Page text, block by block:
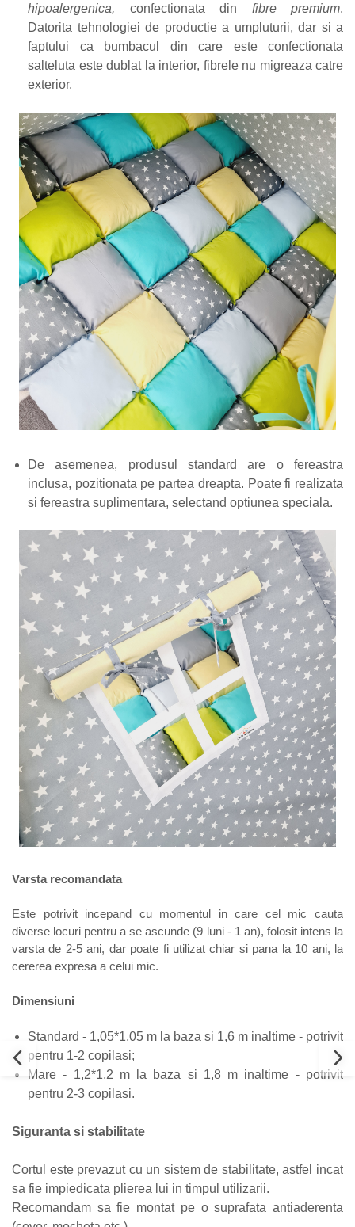
hipoalergenica, confectionata din fibre premium.
Datorita tehnologiei de productie a umpluturii, dar si a
faptului ca bumbacul din care este confectionata
salteluta este dublat la interior, fibrele nu migreaza catre
exterior.
De asemenea, produsul standard are o fereastra
inclusa, pozitionata pe partea dreapta. Poate fi realizata
si fereastra suplimentara, selectand optiunea speciala.
Varsta recomandata
Este potrivit incepand cu momentul in care cel mic cauta
diverse locuri pentru a se ascunde (9 luni - 1 an), folosit intens la
varsta de 2-5 ani, dar poate fi utilizat chiar si pana la 10 ani, la
cererea expresa a celui mic.
Dimensiuni
Standard - 1,05*1,05 m la baza si 1,6 m inaltime - potrivit
pentru 1-2 copilasi;
Mare - 1,2*1,2 m la baza si 1,8 m inaltime - potrivit
pentru 2-3 copilasi.
Siguranta si stabilitate
Cortul este prevazut cu un sistem de stabilitate, astfel incat
sa fie impiedicata plierea lui in timpul utilizarii.
Recomandam sa fie montat pe o suprafata antiaderenta